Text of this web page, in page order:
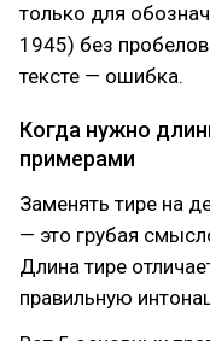
только для
1945) без
тексте — ошибка.
Когда нужно
примерами
Заменять тире на
— это грубая
Длина тире
правильную